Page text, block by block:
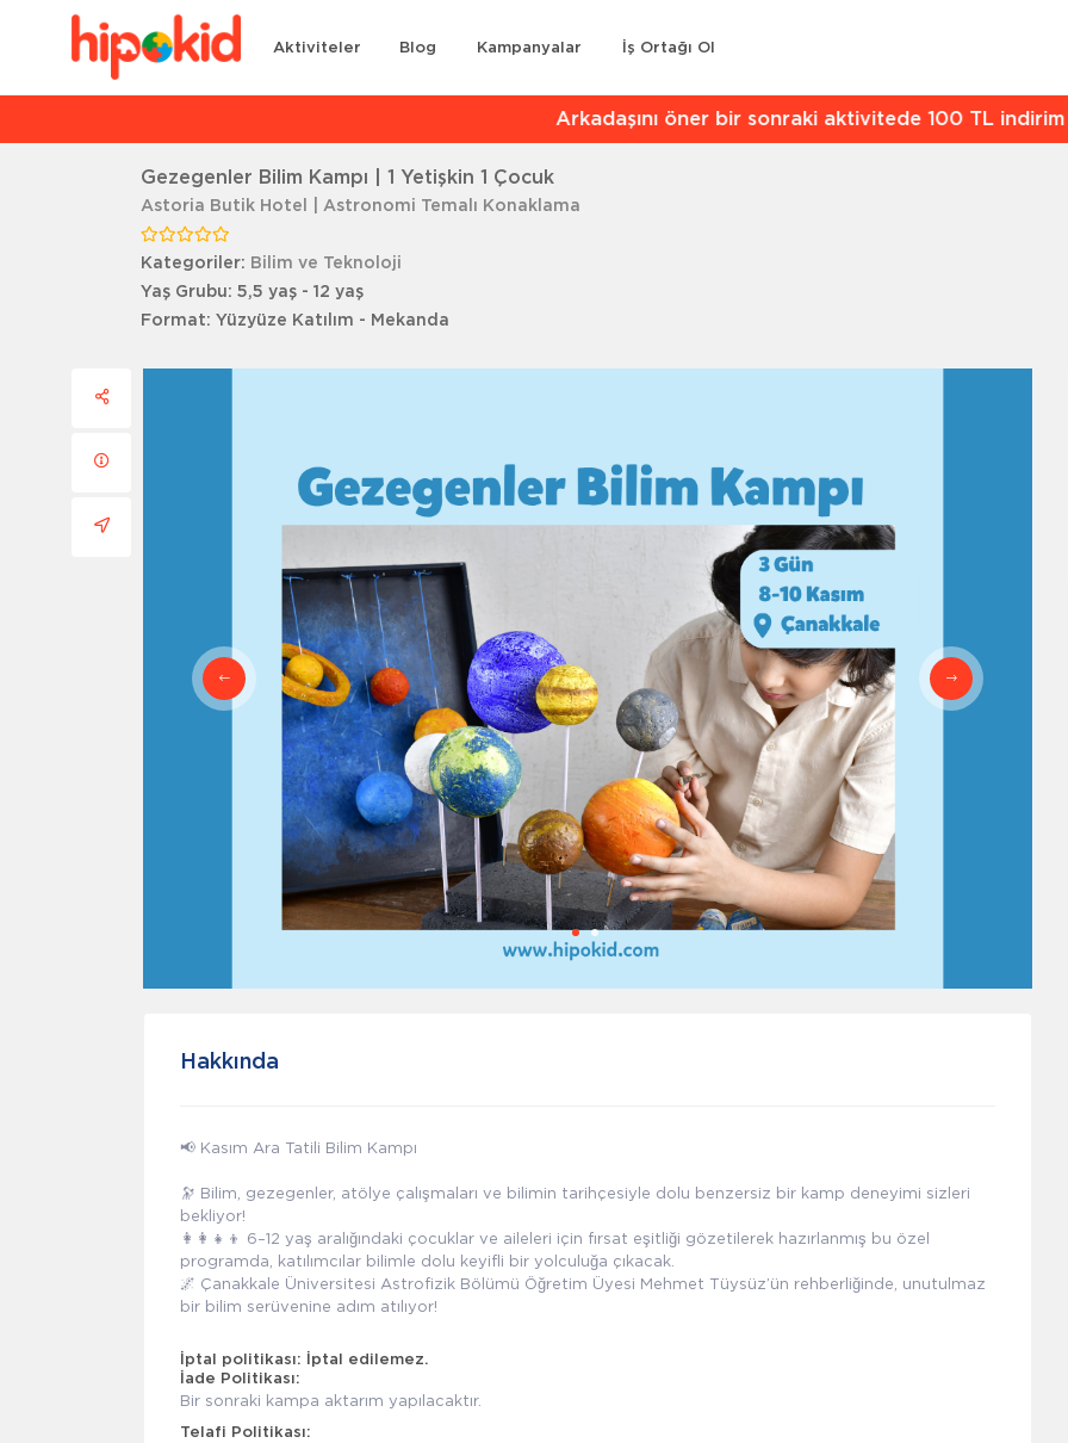
Aktiviteler Blog Kampanyalar İş Ortağı Ol
Arkadaşını öner bir sonraki aktivitede 100 TL indirim
Gezegenler Bilim Kampı | 1 Yetişkin 1 Çocuk
Astoria Butik Hotel | Astronomi Temalı Konaklama
Kategoriler: Bilim ve Teknoloji
Yaş Grubu:5,5 yaş - 12 yaş
Format: Yüzyüze Katılım - Mekanda
Hakkında
📢 Kasım Ara Tatili Bilim Kampı
🔭 Bilim, gezegenler, atölye çalışmaları ve bilimin tarihçesiyle dolu benzersiz bir kamp deneyimi sizleri
bekliyor!
👩‍👩‍👧‍👦 6–12 yaş aralığındaki çocuklar ve aileleri için fırsat eşitliği gözetilerek hazırlanmış bu özel
programda, katılımcılar bilimle dolu keyifli bir yolculuğa çıkacak.
🌌 Çanakkale Üniversitesi Astrofizik Bölümü Öğretim Üyesi Mehmet Tüysüz’ün rehberliğinde, unutulmaz
bir bilim serüvenine adım atılıyor!
İptal politikası:
İptal edilemez.
İade Politikası:
Bir sonraki kampa aktarım yapılacaktır.
Telafi Politikası: